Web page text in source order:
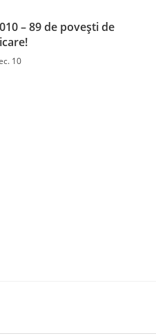
– 89 de povești de
10